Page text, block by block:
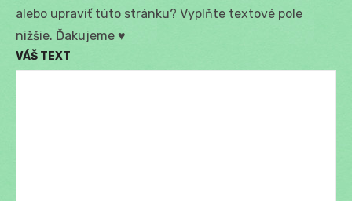
alebo upraviť túto stránku? Vyplňte textové pole
nižšie. Ďakujeme ♥
VÁŠ TEXT